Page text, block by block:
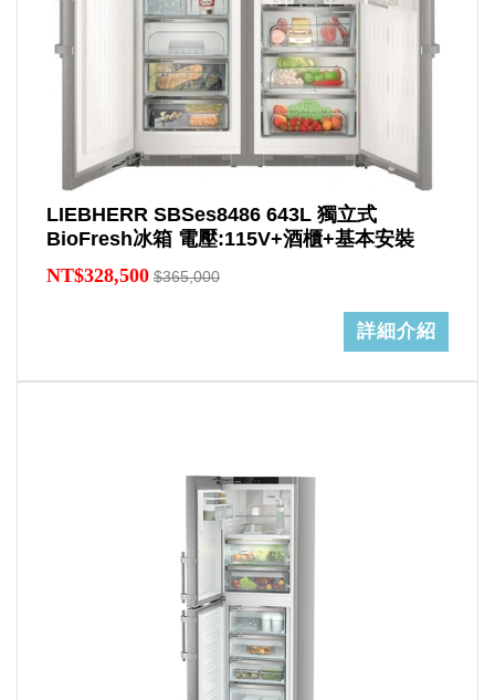
LIEBHERR SBSes8486 643L 獨立式
BioFresh冰箱 電壓:115V+酒櫃+基本安裝
NT$328,500 $365,000
詳細介紹